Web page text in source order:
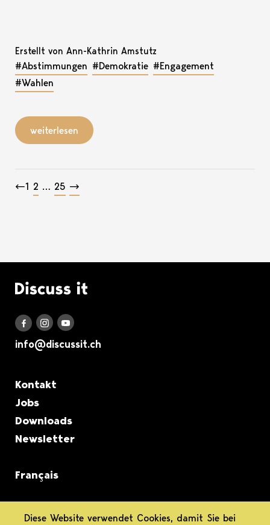
Erstellt von Ann-Kathrin Amstutz
#Abstimmungen #Demokratie #Engagement
#Wahlen
weiterlesen
Beitragsnavigation
←1 2 … 25 →
Logo Discuss it
Discuss it auf Facebook
Discuss it auf Instagram
Discuss it auf Youtube
info@discussit.ch
Metanavigation
Kontakt
Jobs
Downloads
Newsletter
Français
informiert.
Diese Website verwendet Cookies, damit Sie bei